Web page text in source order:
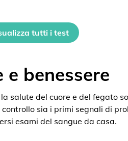
tutti i test
e benessere
salute del cuore e del fegato
sia i primi segnali di
esami del sangue da casa.